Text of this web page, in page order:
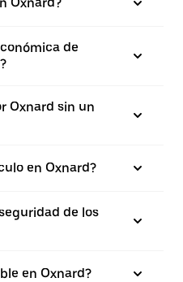
de
Oxnard sin un
en Oxnard?
de los
en Oxnard?